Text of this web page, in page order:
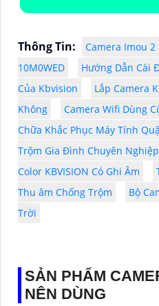
Thông Tin:
Camera Imou 2
10M0WED
Hướng Dẫn Cài
Của Kbvision
Lắp Camera
Không
Camera Wifi Dùng
Chữa Khắc Phục Máy Tính
Trộm Gia Đình Chuyên Nghiệp
Color KBVISION Có Ghi Âm
Thu âm Chống Trộm
Bộ
Trời
SẢN PHẨM
NÊN DÙNG